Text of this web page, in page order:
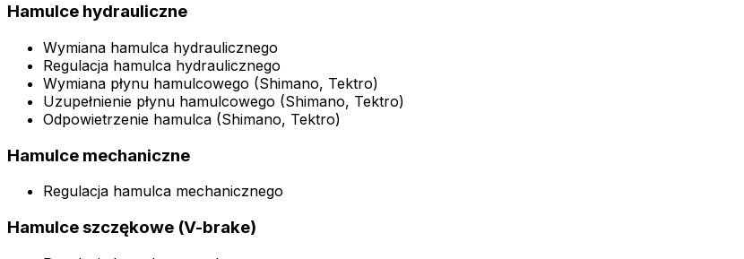
Hamulce hydrauliczne
Wymiana hamulca hydraulicznego
Regulacja hamulca hydraulicznego
Wymiana płynu hamulcowego (Shimano, Tektro)
Uzupełnienie płynu hamulcowego (Shimano, Tektro)
Odpowietrzenie hamulca (Shimano, Tektro)
Hamulce mechaniczne
Regulacja hamulca mechanicznego
Hamulce szczękowe (V-brake)